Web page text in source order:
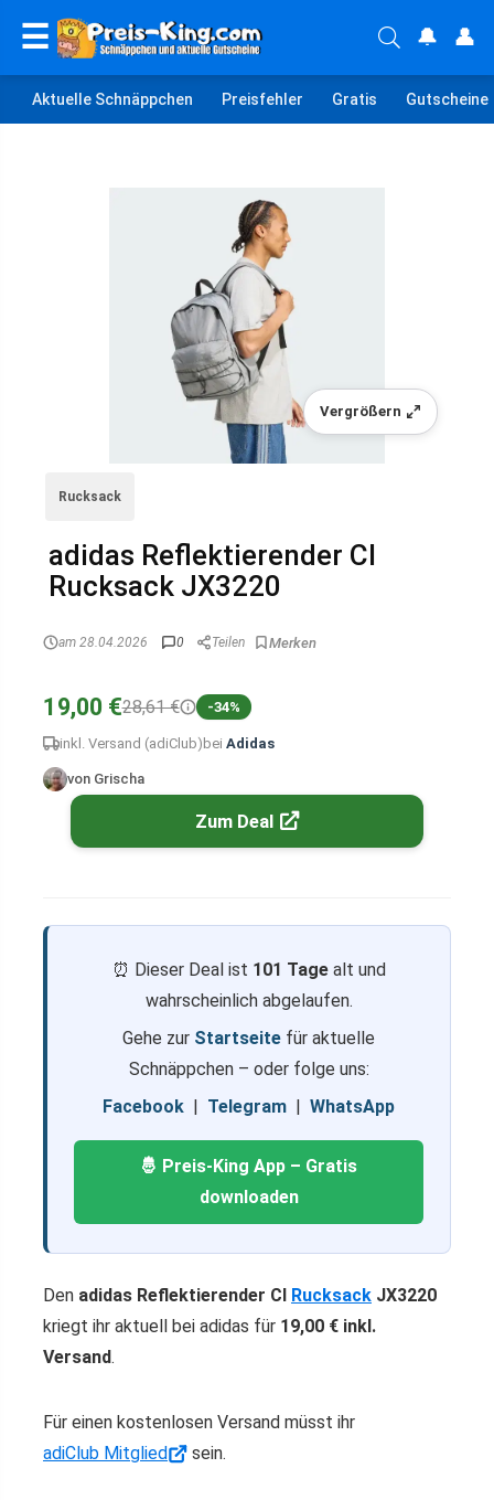
☰ 🔔 👤
Aktuelle Schnäppchen Preisfehler Gratis Gutscheine
Vergrößern
Rucksack
adidas Reflektierender Cl
Rucksack JX3220
am 28.04.2026 0 Teilen
19,00 €28,61 € -34%
inkl. Versand (adiClub) bei Adidas
von Grischa
Zum Deal
⏰ Dieser Deal ist 101 Tagealt und
wahrscheinlich abgelaufen.
Gehe zur Startseite für aktuelle
Schnäppchen – oder folge uns:
Facebook | Telegram | WhatsApp
🤴 Preis-King App – Gratis
downloaden
Den adidas Reflektierender Cl Rucksack JX3220
kriegt ihr aktuell bei adidas für 19,00 € inkl.
Versand.
Für einen kostenlosen Versand müsst ihr
adiClub Mitglied
sein.